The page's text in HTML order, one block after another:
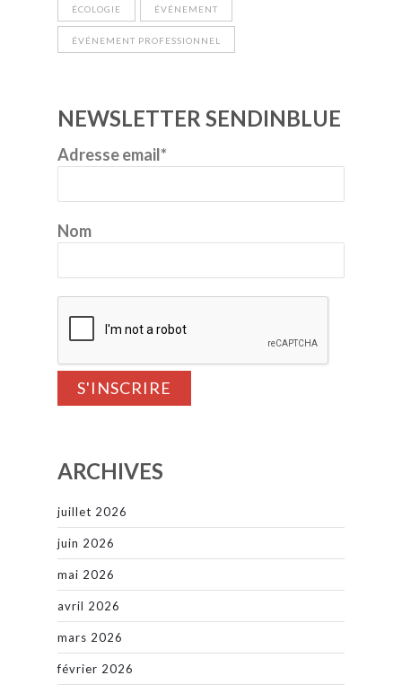
ÉCOLOGIE ÉVÉNEMENT
ÉVÉNEMENT PROFESSIONNEL
NEWSLETTER SENDINBLUE
Adresse email*
Nom
ARCHIVES
juillet 2026
juin 2026
mai 2026
avril 2026
mars 2026
février 2026